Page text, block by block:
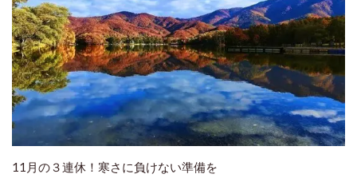
11月の３連休！寒さに負けない準備を